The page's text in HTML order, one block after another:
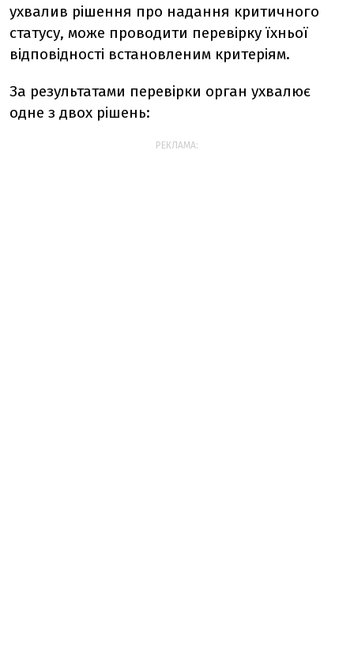
ухвалив рішення про надання критичного
статусу, може проводити перевірку їхньої
відповідності встановленим критеріям.
За результатами перевірки орган ухвалює
одне з двох рішень:
РЕКЛАМА: